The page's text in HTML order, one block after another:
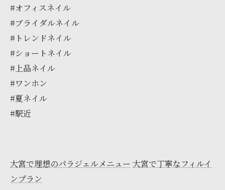
#オフィスネイル
#ブライダルネイル
#トレンドネイル
#ショートネイル
#上品ネイル
#ワンホン
#夏ネイル
#駅近
大宮で理想のパラジェルメニュー 大宮で丁寧なフィルイ
ンプラン